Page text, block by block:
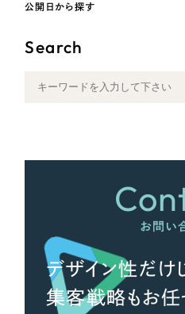
公開日から探す
Search
お問い
デザイン性だけ
集客戦略もお任